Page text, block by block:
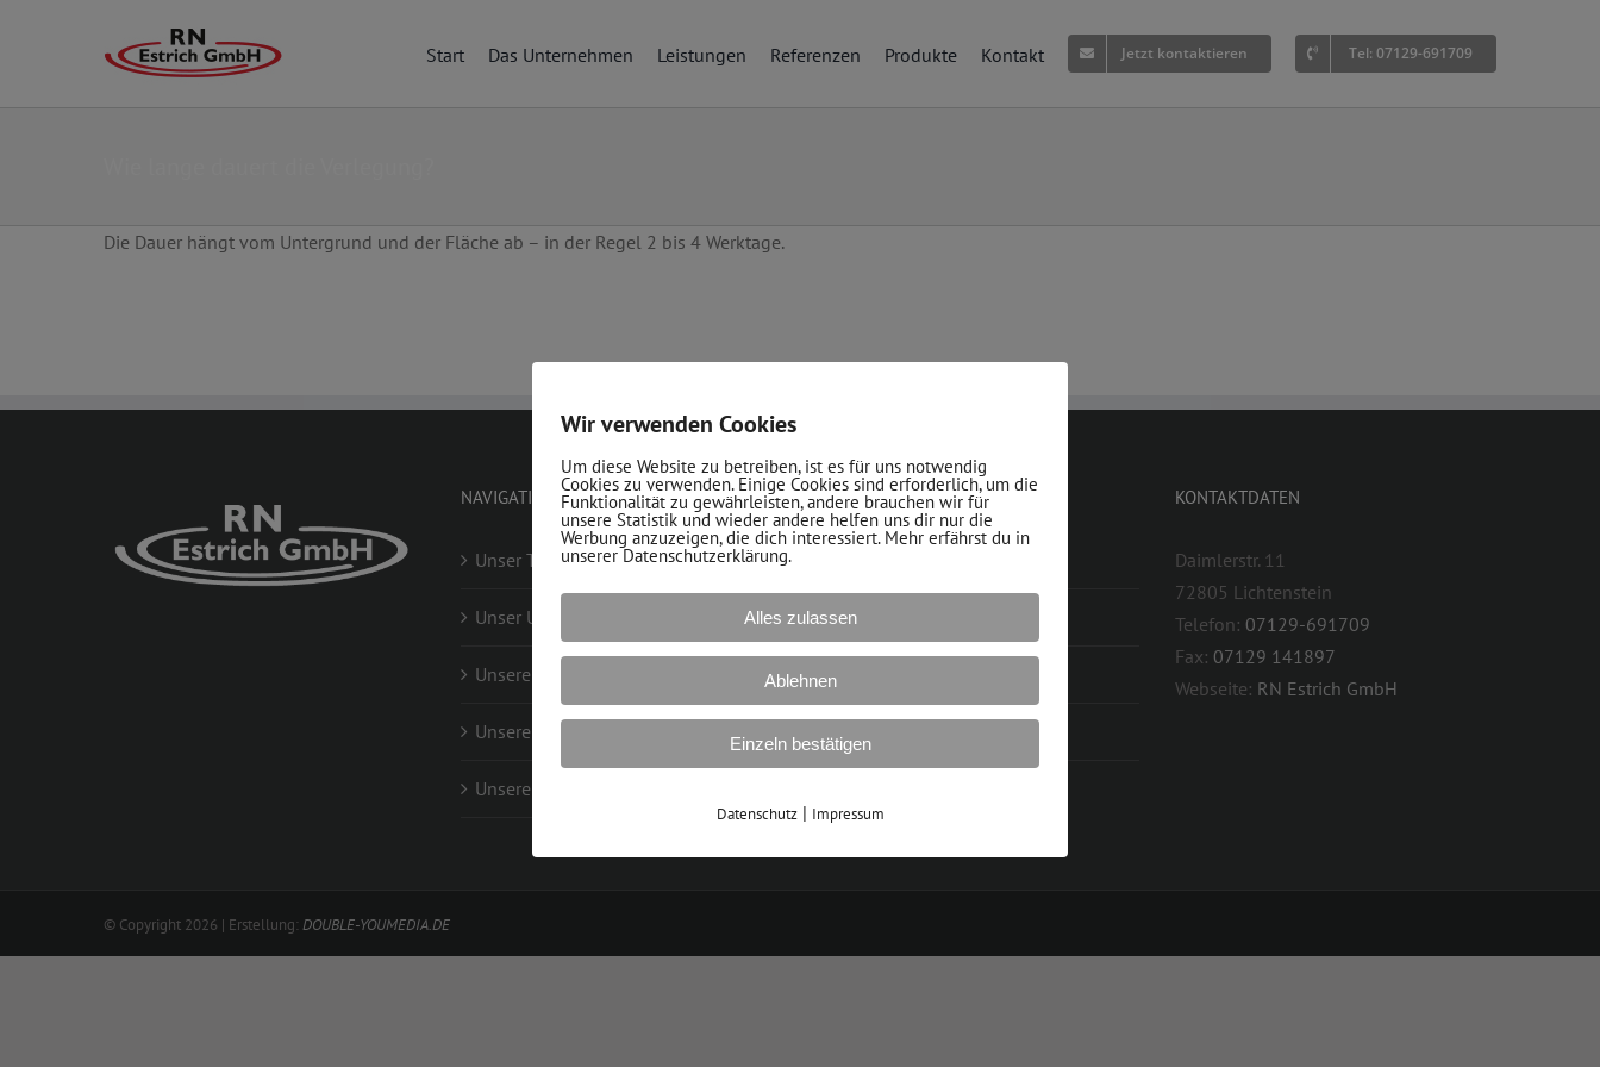
Start Das Unternehmen Leistungen Referenzen Produkte Kontakt Jetzt kontaktieren Tel: 07129-691709
Die Dauer hängt vom Untergrund und der Fläche ab – in der Regel 2 bis 4 Werktage.
NAVIGATION
Unser Team
Unser Unternehmen
Unsere Leistungen
Unsere Produkte
Unsere Produktpartner
INFORMATIONEN
Kontakt
Datenschutzerklärung
Impressum
KONTAKTDATEN
Daimlerstr. 11
72805 Lichtenstein
Telefon: 07129-691709
Fax: 07129 141897
Webseite: RN Estrich GmbH
© Copyright 2026 | Erstellung: DOUBLE-YOUMEDIA.DE
Wir verwenden Cookies
Um diese Website zu betreiben, ist es für uns notwendig
Cookies zu verwenden. Einige Cookies sind erforderlich, um die
Funktionalität zu gewährleisten, andere brauchen wir für
unsere Statistik und wieder andere helfen uns dir nur die
Werbung anzuzeigen, die dich interessiert. Mehr erfährst du in
unserer Datenschutzerklärung.
Alles zulassen
Ablehnen
Einzeln bestätigen
Datenschutz| Impressum